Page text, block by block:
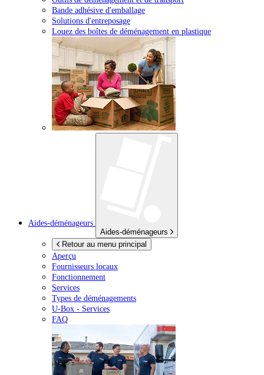
Bande adhésive d'emballage
Solutions d'entreposage
Louez des boîtes de déménagement en plastique
Aides-déménageurs
Aides-déménageurs
Retour au menu principal
Aperçu
Fournisseurs locaux
Fonctionnement
Services
Types de déménagements
U-Box - Services
FAQ